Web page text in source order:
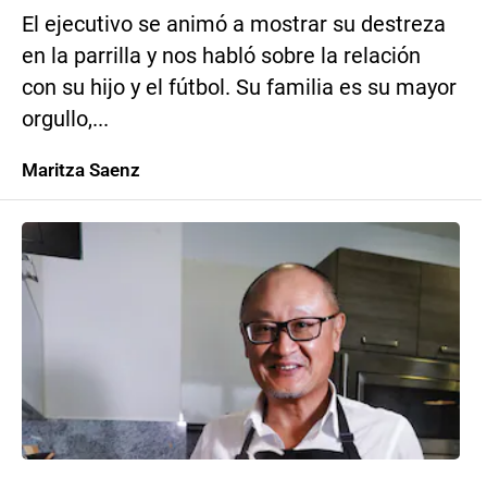
El ejecutivo se animó a mostrar su destreza
en la parrilla y nos habló sobre la relación
con su hijo y el fútbol. Su familia es su mayor
orgullo,...
Maritza Saenz